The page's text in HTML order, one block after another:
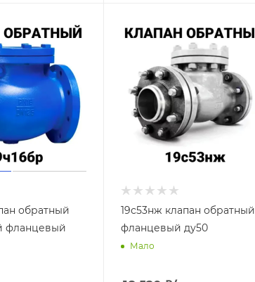
обратный
фланцевый
19с53нж клапан обратный
фланцевый ду50
Мало